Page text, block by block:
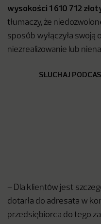
wysokości 1 610 712
tłumaczy, że
sposób wyłączyła swoją
niezrealizowanie lub
SŁUCHAJ
– Dla klientów jest
dotarła do adresata w
przedsiębiorca do tego